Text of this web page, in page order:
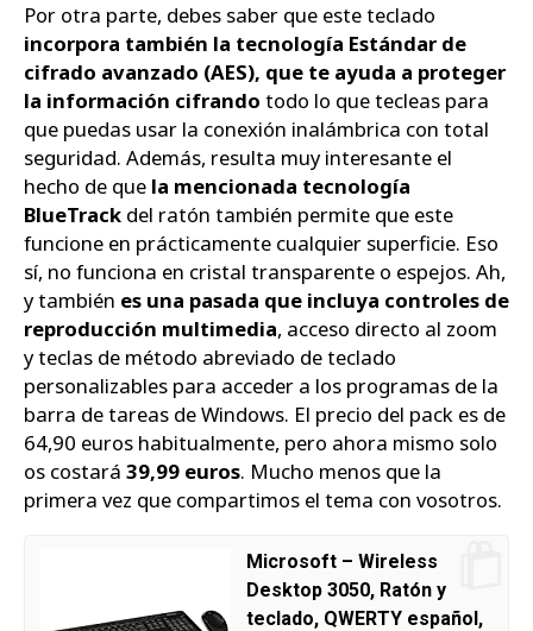
Por otra parte, debes saber que este teclado
incorpora también la tecnología Estándar de
cifrado avanzado (AES), que te ayuda a proteger
la información cifrando todo lo que tecleas para
que puedas usar la conexión inalámbrica con total
seguridad. Además, resulta muy interesante el
hecho de que la mencionada tecnología
BlueTrack del ratón también permite que este
funcione en prácticamente cualquier superficie. Eso
sí, no funciona en cristal transparente o espejos. Ah,
y también es una pasada que incluya controles de
reproducción multimedia, acceso directo al zoom
y teclas de método abreviado de teclado
personalizables para acceder a los programas de la
barra de tareas de Windows. El precio del pack es de
64,90 euros habitualmente, pero ahora mismo solo
os costará 39,99 euros. Mucho menos que la
primera vez que compartimos el tema con vosotros.
Microsoft – Wireless
Desktop 3050, Ratón y
teclado, QWERTY español,